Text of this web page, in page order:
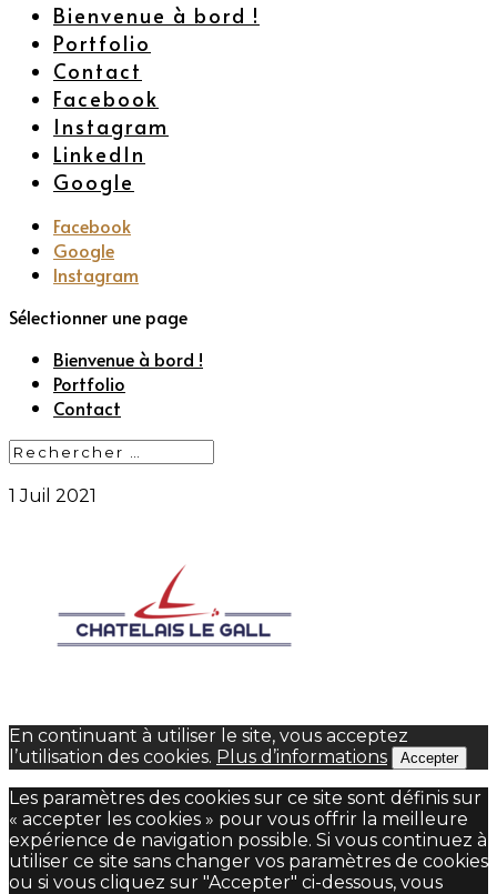
Bienvenue à bord !
Portfolio
Contact
Facebook
Instagram
LinkedIn
Google
Facebook
Google
Instagram
Sélectionner une page
Bienvenue à bord !
Portfolio
Contact
1 Juil 2021
En continuant à utiliser le site, vous acceptez
l’utilisation des cookies. Plus d’informations Accepter
Les paramètres des cookies sur ce site sont définis sur
« accepter les cookies » pour vous offrir la meilleure
expérience de navigation possible. Si vous continuez à
utiliser ce site sans changer vos paramètres de cookies
ou si vous cliquez sur "Accepter" ci-dessous, vous